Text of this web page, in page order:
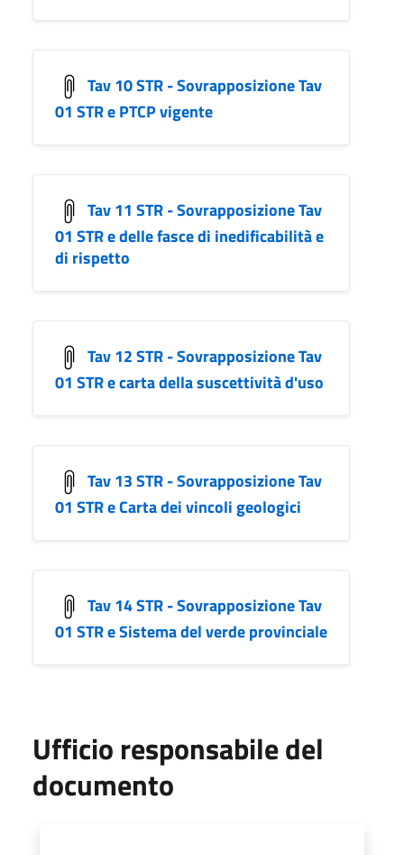
Tav 10 STR - Sovrapposizione Tav
01 STR e PTCP vigente
Tav 11 STR - Sovrapposizione Tav
01 STR e delle fasce di inedificabilità e
di rispetto
Tav 12 STR - Sovrapposizione Tav
01 STR e carta della suscettività d'uso
Tav 13 STR - Sovrapposizione Tav
01 STR e Carta dei vincoli geologici
Tav 14 STR - Sovrapposizione Tav
01 STR e Sistema del verde provinciale
Ufficio responsabile del
documento